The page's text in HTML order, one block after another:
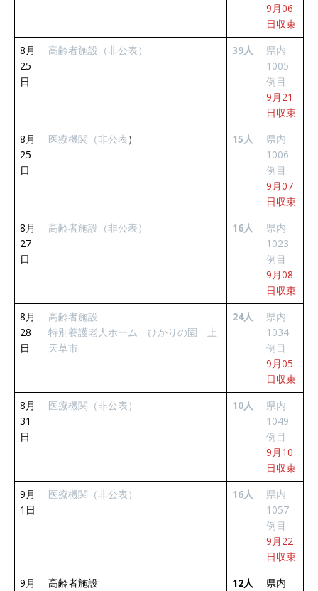
9月06
日収束
8月
25
日
高齢者施設（非公表） 39人
県内
1005
例目
9月21
日収束
8月
25
日
医療機関（非公表） 15人
県内
1006
例目
9月07
日収束
8月
27
日
高齢者施設（非公表） 16人
県内
1023
例目
9月08
日収束
8月
28
日
高齢者施設
特別養護老人ホーム ひかりの園 上
天草市
24人
県内
1034
例目
9月05
日収束
8月
31
日
医療機関（非公表） 10人
県内
1049
例目
9月10
日収束
9月
1日
医療機関（非公表） 16人
県内
1057
例目
9月22
日収束
9月
高齢者施設
12人
県内